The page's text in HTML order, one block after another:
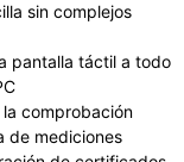
sin complejos
pantalla táctil a todo
comprobación
de mediciones